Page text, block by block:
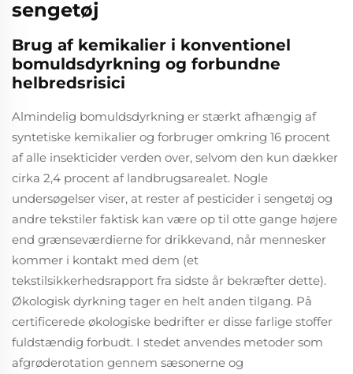
sengetøj
Brug af kemikalier i konventionel
bomuldsdyrkning og forbundne
helbredsrisici
Almindelig bomuldsdyrkning er stærkt afhængig af
syntetiske kemikalier og forbruger omkring 16 procent
af alle insekticider verden over, selvom den kun dækker
cirka 2,4 procent af landbrugsarealet. Nogle
undersøgelser viser, at rester af pesticider i sengetøj og
andre tekstiler faktisk kan være op til otte gange højere
end grænseværdierne for drikkevand, når mennesker
kommer i kontakt med dem (et
tekstilsikkerhedsrapport fra sidste år bekræfter dette).
Økologisk dyrkning tager en helt anden tilgang. På
certificerede økologiske bedrifter er disse farlige stoffer
fuldstændig forbudt. I stedet anvendes metoder som
afgrøderotation gennem sæsonerne og